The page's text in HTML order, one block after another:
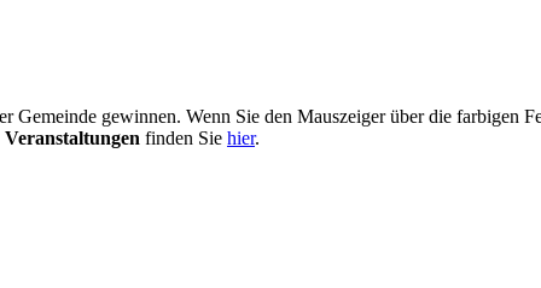
Gemeinde gewinnen. Wenn Sie den Mauszeiger über die farbigen
finden Sie hier.